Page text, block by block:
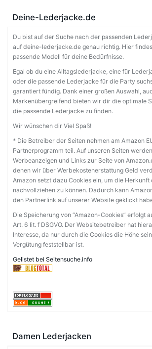
Deine-Lederjacke.de
Du bist auf der Suche nach der passenden
auf deine-lederjacke.de genau richtig. Hier
passende Modell für deine Bedürfnisse.
Egal ob du eine Alltagslederjacke, eine für
oder die passende Lederjacke für die Party
garantiert fündig. Dank einer großen Auswahl,
Markenübergreifend bieten wir dir die optimale
die passende Lederjacke zu finden.
Wir wünschen dir Viel Spaß!
* Die Betreiber der Seiten nehmen am Amazon
Partnerprogramm teil. Auf unseren Seiten
Werbeanzeigen und Links zur Seite von
denen wir über Werbekostenerstattung Geld
Amazon setzt dazu Cookies ein, um die Herkunft
nachvollziehen zu können. Dadurch kann
den Partnerlink auf unserer Website geklickt
Die Speicherung von “Amazon-Cookies” erfolgt
Art. 6 lit. f DSGVO. Der Websitebetreiber hat
Interesse, da nur durch die Cookies die Höhe
Vergütung feststellbar ist.
Gelistet bei Seitensuche.info
Damen Lederjacken